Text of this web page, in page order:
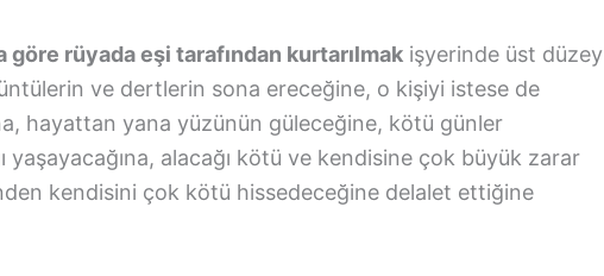
göre rüyada eşi tarafından kurtarılmak işyerinde üst düzey
ve dertlerin sona ereceğine, o kişiyi istese de
hayattan yana yüzünün güleceğine, kötü günler
yaşayacağına, alacağı kötü ve kendisine çok büyük zarar
kendisini çok kötü hissedeceğine delalet ettiğine